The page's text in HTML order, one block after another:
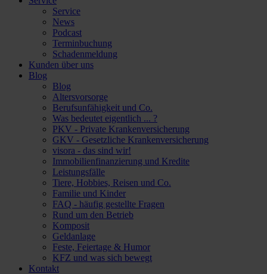
Service
News
Podcast
Terminbuchung
Schadenmeldung
Kunden über uns
Blog
Blog
Altersvorsorge
Berufsunfähigkeit und Co.
Was bedeutet eigentlich ... ?
PKV - Private Krankenversicherung
GKV - Gesetzliche Krankenversicherung
visora - das sind wir!
Immobilienfinanzierung und Kredite
Leistungsfälle
Tiere, Hobbies, Reisen und Co.
Familie und Kinder
FAQ - häufig gestellte Fragen
Rund um den Betrieb
Komposit
Geldanlage
Feste, Feiertage & Humor
KFZ und was sich bewegt
Kontakt